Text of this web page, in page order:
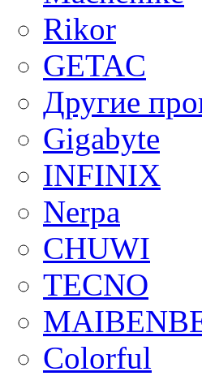
Rikor
GETAC
Другие
Gigabyte
INFINIX
Nerpa
CHUWI
TECNO
Colorful